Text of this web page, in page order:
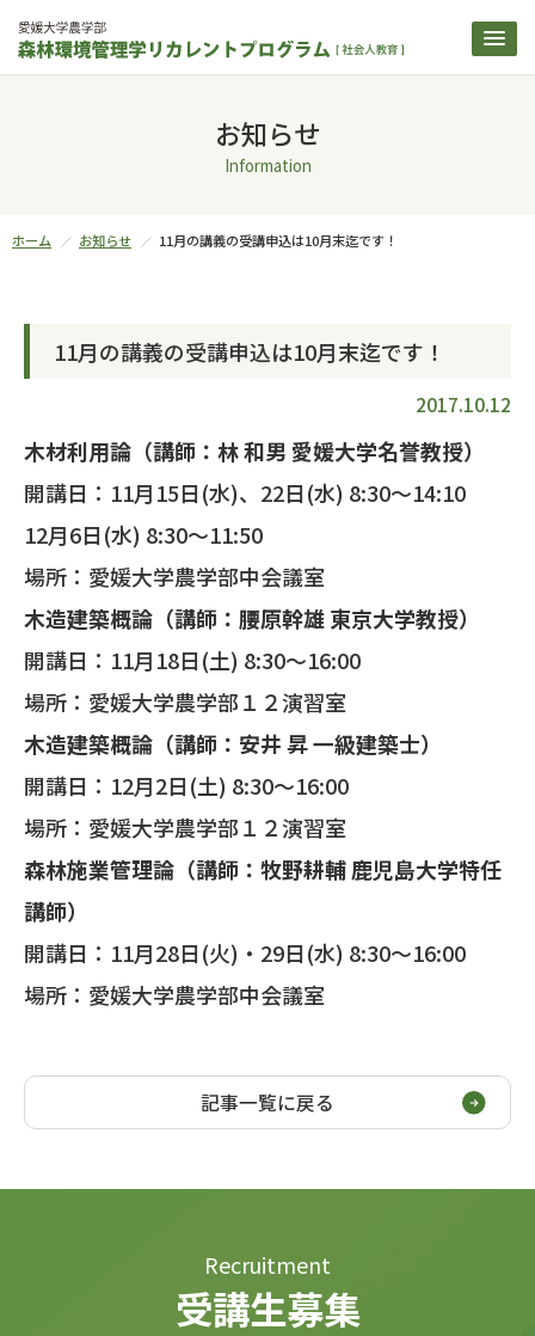
お知らせ
Information
ホーム お知らせ 11月の講義の受講申込は10月末迄です！
11月の講義の受講申込は10月末迄です！
2017.10.12
木材利用論（講師：林 和男 愛媛大学名誉教授）
開講日：11月15日(水)、22日(水) 8:30～14:10
12月6日(水) 8:30～11:50
場所：愛媛大学農学部中会議室
木造建築概論（講師：腰原幹雄 東京大学教授）
開講日：11月18日(土) 8:30～16:00
場所：愛媛大学農学部１２演習室
木造建築概論（講師：安井 昇 一級建築士）
開講日：12月2日(土) 8:30～16:00
場所：愛媛大学農学部１２演習室
森林施業管理論（講師：牧野耕輔 鹿児島大学特任
講師）
開講日：11月28日(火)・29日(水) 8:30～16:00
場所：愛媛大学農学部中会議室
記事一覧に戻る
Recruitment
受講生募集